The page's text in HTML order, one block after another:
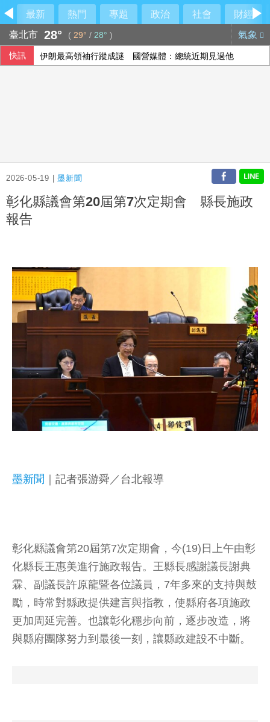
最新 熱門 專題 政治 社會
財經
臺北市 28° ( 29° / 28° ) 氣象
快訊 伊朗最高領袖行蹤成謎 國營媒體：總統近期見過他
2026-05-19 |墨新聞
彰化縣議會第20屆第7次定期會 縣長施政
報告
墨新聞 ｜記者張游舜／台北報導
彰化縣議會第20屆第7次定期會，今(19)日上午由彰
化縣長王惠美進行施政報告。王縣長感謝議長謝典
霖、副議長許原龍暨各位議員，7年多來的支持與鼓
勵，時常對縣政提供建言與指教，使縣府各項施政
更加周延完善。也讓彰化穩步向前，逐步改造，將
與縣府團隊努力到最後一刻，讓縣政建設不中斷。